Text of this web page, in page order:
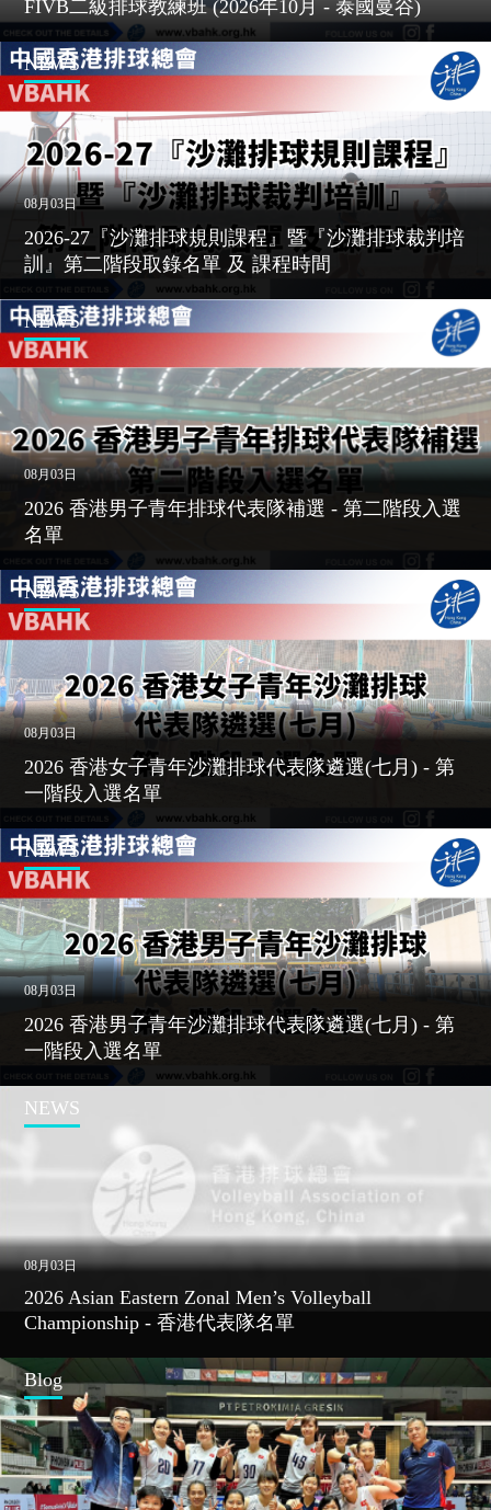
NEWS
08月03日
2026-27『沙灘排球規則課程』暨『沙灘排球裁判培
訓』第二階段取錄名單 及 課程時間
NEWS
08月03日
2026 香港男子青年排球代表隊補選 - 第二階段入選
名單
NEWS
08月03日
2026 香港女子青年沙灘排球代表隊遴選(七月) - 第
一階段入選名單
NEWS
08月03日
2026 香港男子青年沙灘排球代表隊遴選(七月) - 第
一階段入選名單
NEWS
08月03日
2026 Asian Eastern Zonal Men’s Volleyball
Championship - 香港代表隊名單
Blog